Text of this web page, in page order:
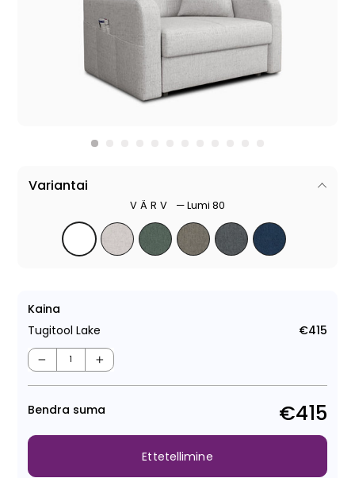
Variantai
VÄRV —Lumi 80
Kaina
Tugitool Lake
€415
− +
Bendra suma €415
Ettetellimine